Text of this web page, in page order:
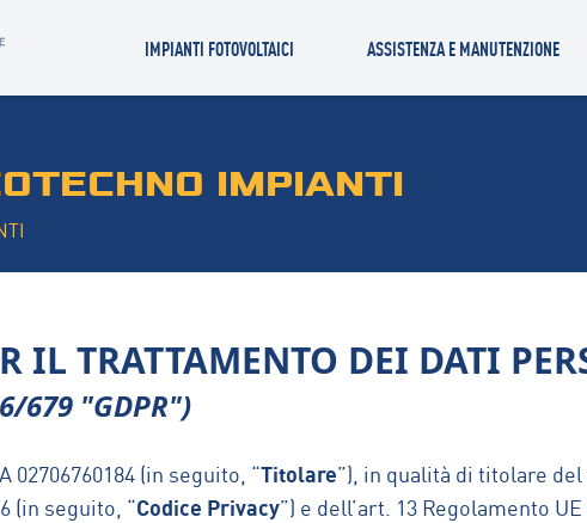
IMPIANTI FOTOVOLTAICI ASSISTENZA E MANUTENZIONE
IMPIANTI
IL TRATTAMENTO DEI DATI
679 "GDPR")
02706760184 (in seguito, “Titolare”), in qualità di titolare
(in seguito, “Codice Privacy”) e dell’art. 13 Regolamento